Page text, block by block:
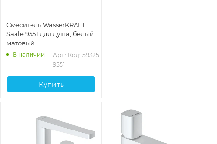
Смеситель WasserKRAFT
Saale 9551 для душа, белый
матовый
В наличии
Арт.:
9551
Код: 59325
Купить